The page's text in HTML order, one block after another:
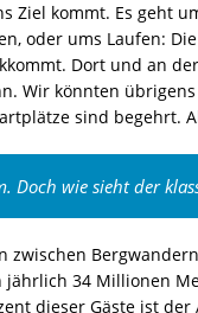
Ziel kommt. Es geht
oder ums Laufen:
Dort und an
Wir könnten
sind begehrt.
Doch wie sieht der
zwischen
34 Millionen
dieser Gäste ist